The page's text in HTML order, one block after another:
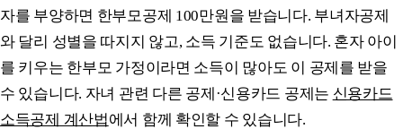
자를 부양하면 한부모공제 100만원을 받습니다. 부녀자공제
와 달리 성별을 따지지 않고, 소득 기준도 없습니다. 혼자 아이
를 키우는 한부모 가정이라면 소득이 많아도 이 공제를 받을
수 있습니다. 자녀 관련 다른 공제·신용카드 공제는 신용카드
소득공제 계산법에서 함께 확인할 수 있습니다.